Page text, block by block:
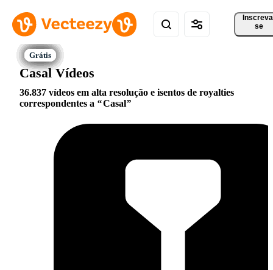
se
Casal Vídeos
36.837 vídeos em alta resolução e isentos de royalties
correspondentes a
Casal